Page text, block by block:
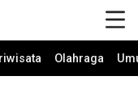
Olahraga